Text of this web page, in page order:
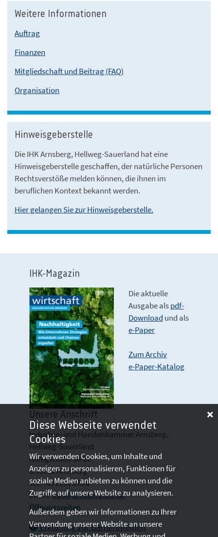
Weitere Informationen
Auftrag
Finanzen
Mitgliedschaft und Beitrag (FAQ)
Organisation
Hinweisgeberstelle
Die IHK Arnsberg, Hellweg-Sauerland hat eine
Hinweisgeberstelle geschaffen, der natürliche Personen
Rechtsverstöße melden können, die ihnen im
beruflichen Kontext bekannt werden.
Hier gelangen Sie zur Hinweisgeberstelle.
IHK-Magazin
Die aktuelle
Ausgabe alspdf-
Download und als
e-Paper
Zum Archiv
e-Paper-Katalog
Unsere Anschrift
Industrie- und Handelskammer Arnsberg,
Hellweg-Sauerland
Königstraße 18-20
D 59821 Arnsberg
Tel: +49 2931 878 0
Email:info@arnsberg.ihk.de
Öffnungszeiten
Erklärung zur Barrierefreiheit
Diese Webseite verwendet
Cookies
Wir verwenden Cookies, um Inhalte und
Anzeigen zu personalisieren, Funktionen für
soziale Medien anbieten zu können und die
Zugriffe auf unsere Website zu analysieren.
Außerdem geben wir Informationen zu Ihrer
Verwendung unserer Website an unsere